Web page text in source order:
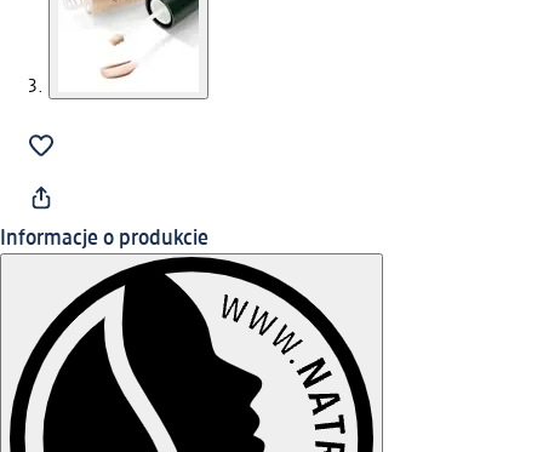
Informacje o produkcie